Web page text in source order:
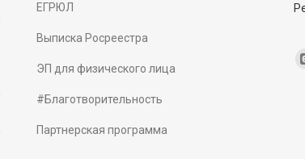
ЕГРЮЛ
Выписка Росреестра
ЭП для физического лица
#Благотворительность
Партнерская программа